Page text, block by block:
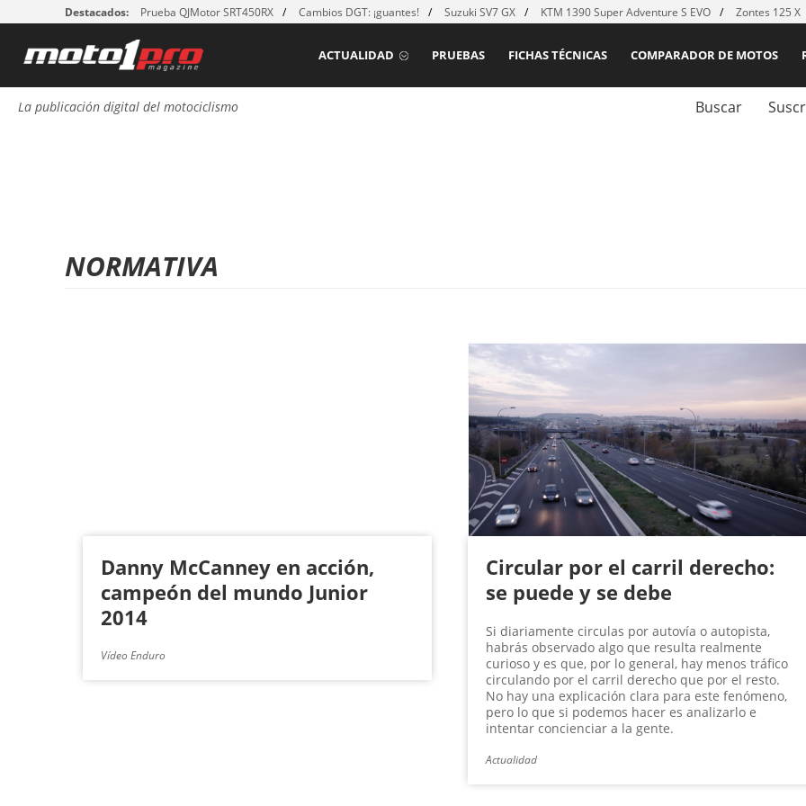
Destacados: Prueba QJMotor SRT450RX Cambios DGT: ¡guantes! Suzuki SV7 GX KTM 1390 Super Adventure S EVO Zontes 125 X
COMPARADOR DE MOTOS
FICHAS TÉCNICAS
PRUEBAS
ACTUALIDAD
La publicación digital del motociclismo Buscar
NORMATIVA
Danny McCanney en acción,
campeón del mundo Junior
2014
Vídeo Enduro
Circular por el carril derecho:
se puede y se debe
Si diariamente circulas por autovía o autopista,
habrás observado algo que resulta realmente
curioso y es que, por lo general, hay menos tráfico
circulando por el carril derecho que por el resto.
No hay una explicación clara para este fenómeno,
pero lo que si podemos hacer es analizarlo e
intentar concienciar a la gente.
Actualidad